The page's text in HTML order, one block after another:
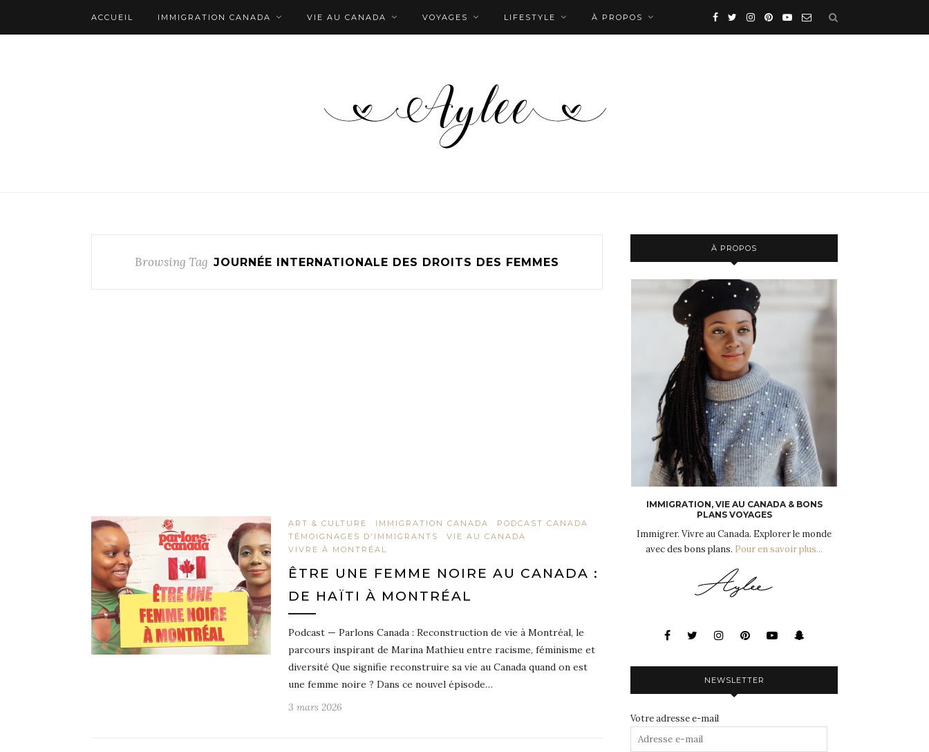
ACCUEIL IMMIGRATION CANADA VIE AU CANADA VOYAGES LIFESTYLE À PROPOS
Browsing Tag JOURNÉE INTERNATIONALE DES DROITS DES FEMMES
ART & CULTURE IMMIGRATION CANADA
PODCAST CANADA
TÉMOIGNAGES D'IMMIGRANTS
VIE AU CANADA
VIVRE À MONTRÉAL
ÊTRE UNE FEMME NOIRE AU CANADA :
DE HAÏTI À MONTRÉAL
Podcast — Parlons Canada : Reconstruction de vie à Montréal, le
parcours inspirant de Marina Mathieu entre racisme, féminisme et
diversité Que signifie reconstruire sa vie au Canada quand on est
une femme noire ? Dans ce nouvel épisode…
3 mars 2026
À PROPOS
IMMIGRATION, VIE AU CANADA & BONS
PLANS VOYAGES
Immigrer. Vivre au Canada. Explorer le monde
avec des bons plans. Pour en savoir plus...
NEWSLETTER
Votre adresse e-mail
Adresse